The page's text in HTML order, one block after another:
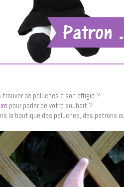
trouver de peluches à son effigie ?
pour parler de votre souhait ?
la boutique des peluches, des patrons